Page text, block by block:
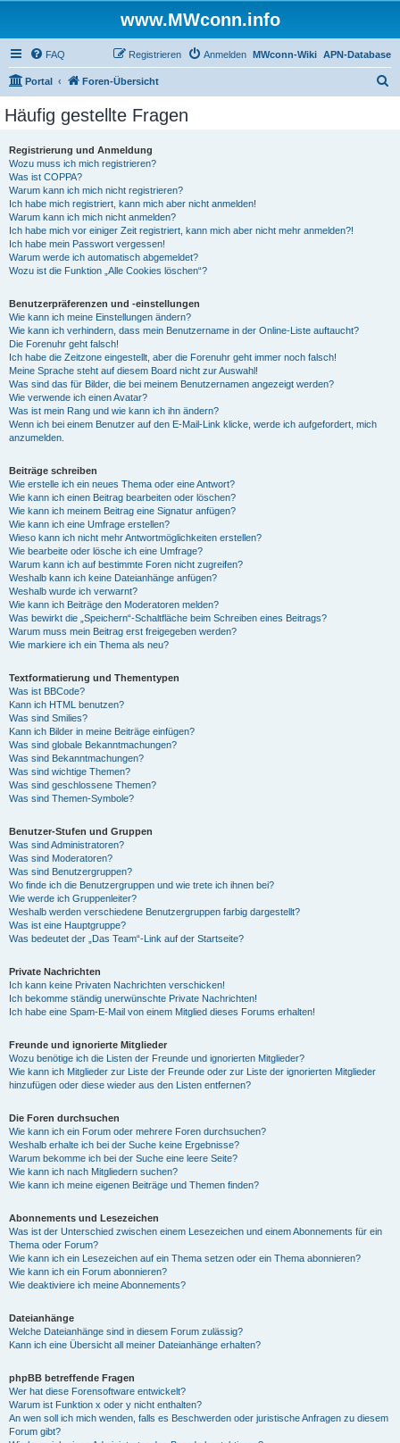
www.MWconn.info
FAQ APN-Database
MWconn-Wiki
Anmelden
Registrieren
Portal Foren-Übersicht
Häufig gestellte Fragen
Registrierung und Anmeldung
Wozu muss ich mich registrieren?
Was ist COPPA?
Warum kann ich mich nicht registrieren?
Ich habe mich registriert, kann mich aber nicht anmelden!
Warum kann ich mich nicht anmelden?
Ich habe mich vor einiger Zeit registriert, kann mich aber nicht mehr anmelden?!
Ich habe mein Passwort vergessen!
Warum werde ich automatisch abgemeldet?
Wozu ist die Funktion „Alle Cookies löschen“?
Benutzerpräferenzen und -einstellungen
Wie kann ich meine Einstellungen ändern?
Wie kann ich verhindern, dass mein Benutzername in der Online-Liste auftaucht?
Die Forenuhr geht falsch!
Ich habe die Zeitzone eingestellt, aber die Forenuhr geht immer noch falsch!
Meine Sprache steht auf diesem Board nicht zur Auswahl!
Was sind das für Bilder, die bei meinem Benutzernamen angezeigt werden?
Wie verwende ich einen Avatar?
Was ist mein Rang und wie kann ich ihn ändern?
Wenn ich bei einem Benutzer auf den E-Mail-Link klicke, werde ich aufgefordert, mich
anzumelden.
Beiträge schreiben
Wie erstelle ich ein neues Thema oder eine Antwort?
Wie kann ich einen Beitrag bearbeiten oder löschen?
Wie kann ich meinem Beitrag eine Signatur anfügen?
Wie kann ich eine Umfrage erstellen?
Wieso kann ich nicht mehr Antwortmöglichkeiten erstellen?
Wie bearbeite oder lösche ich eine Umfrage?
Warum kann ich auf bestimmte Foren nicht zugreifen?
Weshalb kann ich keine Dateianhänge anfügen?
Weshalb wurde ich verwarnt?
Wie kann ich Beiträge den Moderatoren melden?
Was bewirkt die „Speichern“-Schaltfläche beim Schreiben eines Beitrags?
Warum muss mein Beitrag erst freigegeben werden?
Wie markiere ich ein Thema als neu?
Textformatierung und Thementypen
Was ist BBCode?
Kann ich HTML benutzen?
Was sind Smilies?
Kann ich Bilder in meine Beiträge einfügen?
Was sind globale Bekanntmachungen?
Was sind Bekanntmachungen?
Was sind wichtige Themen?
Was sind geschlossene Themen?
Was sind Themen-Symbole?
Benutzer-Stufen und Gruppen
Was sind Administratoren?
Was sind Moderatoren?
Was sind Benutzergruppen?
Wo finde ich die Benutzergruppen und wie trete ich ihnen bei?
Wie werde ich Gruppenleiter?
Weshalb werden verschiedene Benutzergruppen farbig dargestellt?
Was ist eine Hauptgruppe?
Was bedeutet der „Das Team“-Link auf der Startseite?
Private Nachrichten
Ich kann keine Privaten Nachrichten verschicken!
Ich bekomme ständig unerwünschte Private Nachrichten!
Ich habe eine Spam-E-Mail von einem Mitglied dieses Forums erhalten!
Freunde und ignorierte Mitglieder
Wozu benötige ich die Listen der Freunde und ignorierten Mitglieder?
Wie kann ich Mitglieder zur Liste der Freunde oder zur Liste der ignorierten Mitglieder
hinzufügen oder diese wieder aus den Listen entfernen?
Die Foren durchsuchen
Wie kann ich ein Forum oder mehrere Foren durchsuchen?
Weshalb erhalte ich bei der Suche keine Ergebnisse?
Warum bekomme ich bei der Suche eine leere Seite?
Wie kann ich nach Mitgliedern suchen?
Wie kann ich meine eigenen Beiträge und Themen finden?
Abonnements und Lesezeichen
Was ist der Unterschied zwischen einem Lesezeichen und einem Abonnements für ein
Thema oder Forum?
Wie kann ich ein Lesezeichen auf ein Thema setzen oder ein Thema abonnieren?
Wie kann ich ein Forum abonnieren?
Wie deaktiviere ich meine Abonnements?
Dateianhänge
Welche Dateianhänge sind in diesem Forum zulässig?
Kann ich eine Übersicht all meiner Dateianhänge erhalten?
phpBB betreffende Fragen
Wer hat diese Forensoftware entwickelt?
Warum ist Funktion x oder y nicht enthalten?
An wen soll ich mich wenden, falls es Beschwerden oder juristische Anfragen zu diesem
Forum gibt?